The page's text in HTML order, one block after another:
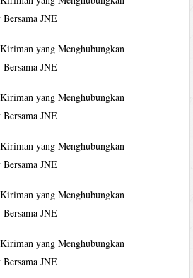
JNE
Kiriman yang Menghubungkan
JNE
Kiriman yang Menghubungkan
JNE
Kiriman yang Menghubungkan
JNE
Kiriman yang Menghubungkan
JNE
Kiriman yang Menghubungkan
JNE